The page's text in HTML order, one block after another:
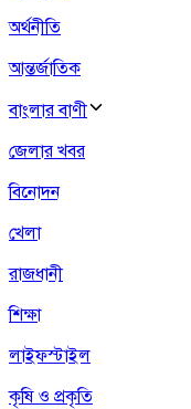
অর্থনীতি
আন্তর্জাতিক
বাংলার বাণী
জেলার খবর
বিনোদন
খেলা
রাজধানী
শিক্ষা
লাইফস্টাইল
কৃষি ও প্রকৃতি